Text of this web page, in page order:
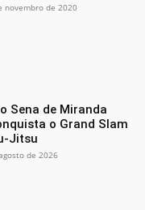
novembro de 2020
Sena de Miranda
o Grand Slam
Jitsu
de 2026